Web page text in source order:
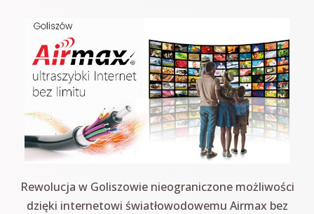
Rewolucja w Goliszowie nieograniczone możliwości
dzięki internetowi światłowodowemu Airmax bez